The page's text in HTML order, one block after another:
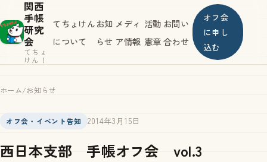
関西
手帳
研究
会
てちょ
けん！
てちょけん
について
お知
らせ
メディ
ア情報
活動
憲章
お問い
合わせ
オフ会
に申し
込む
ホーム/お知らせ
オフ会・イベント告知 2014年3月15日
西日本支部 手帳オフ会 vol.3